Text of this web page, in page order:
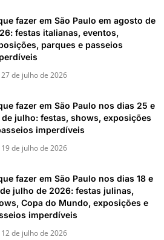
fazer em São Paulo em agosto de
festas italianas, eventos,
parques e passeios
27 de julho de 2026
fazer em São Paulo nos dias 25 e
de julho: festas, shows, exposições
imperdíveis
19 de julho de 2026
fazer em São Paulo nos dias 18 e
julho de 2026: festas julinas,
Copa do Mundo, exposições e
imperdíveis
12 de julho de 2026